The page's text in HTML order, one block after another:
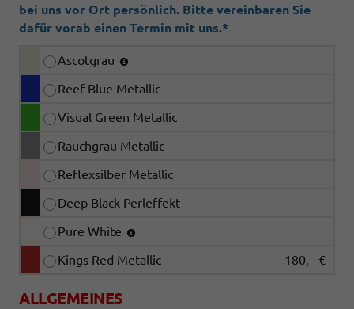
bei uns vor Ort persönlich. Bitte vereinbaren Sie
dafür vorab einen Termin mit uns.*
Ascotgrau
Reef Blue Metallic
Visual Green Metallic
Rauchgrau Metallic
Reflexsilber Metallic
Deep Black Perleffekt
Pure White
Kings Red Metallic
180,– €
ALLGEMEINES